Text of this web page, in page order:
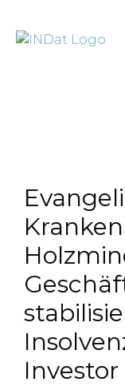
Investor